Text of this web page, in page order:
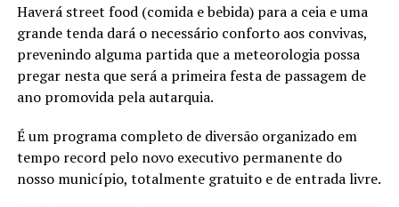
Haverá street food (comida e bebida) para a ceia e uma
grande tenda dará o necessário conforto aos convivas,
prevenindo alguma partida que a meteorologia possa
pregar nesta que será a primeira festa de passagem de
ano promovida pela autarquia.
É um programa completo de diversão organizado em
tempo record pelo novo executivo permanente do
nosso município, totalmente gratuito e de entrada livre.